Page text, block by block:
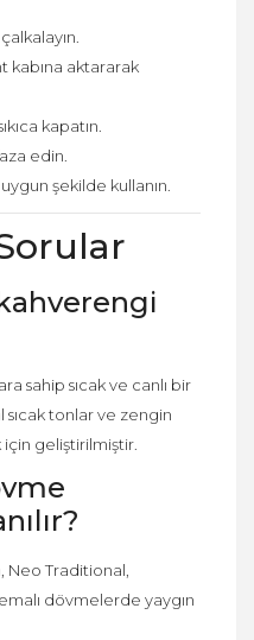
kabına aktararak
kapatın.
edin.
şekilde kullanın.
sahip sıcak ve canlı bir
tonlar ve zengin
geliştirilmiştir.
Neo Traditional,
dövmelerde yaygın